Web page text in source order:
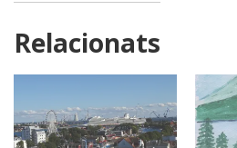
Relacionats